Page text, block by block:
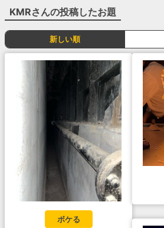
KMRさんの投稿したお題
新しい順
ボケる